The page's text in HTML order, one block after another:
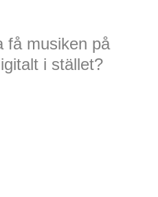
få musiken på
i stället?